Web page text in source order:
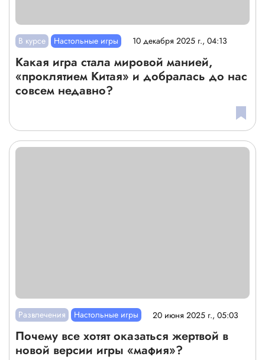
В курсе Настольные игры 10 декабря 2025 г., 04:13
Какая игра стала мировой манией,
«проклятием Китая» и добралась до нас
совсем недавно?
Развлечения Настольные игры 20 июня 2025 г., 05:03
Почему все хотят оказаться жертвой в
новой версии игры «мафия»?